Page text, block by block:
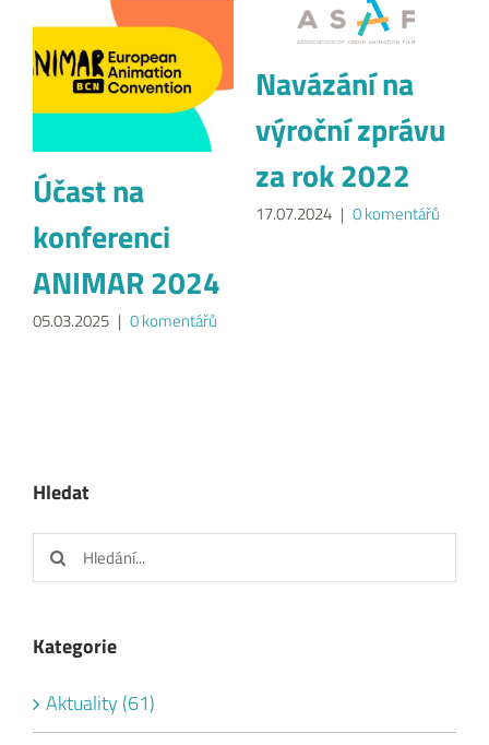
Účast na
konferenci
ANIMAR 2024
05.03.2025 | 0 komentářů
Navázání na
výroční zprávu
za rok 2022
17.07.2024 | 0 komentářů
Hledat
Hledat:
Kategorie
Aktuality (61)